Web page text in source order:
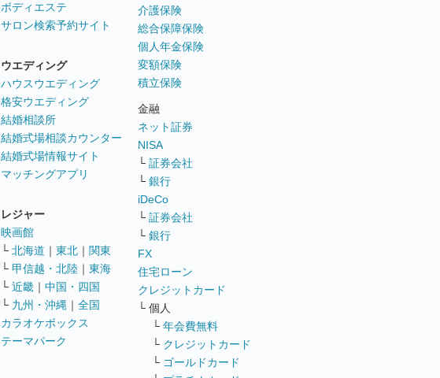
ボディエステ
サロン検索予約サイト
ウエディング
ハウスウエディング
格安ウエディング
結婚相談所
結婚式場相談カウンター
結婚式場情報サイト
マッチングアプリ
レジャー
映画館
└ 北海道 ｜ 東北 ｜ 関東
└ 甲信越・北陸 ｜ 東海
└ 近畿 ｜ 中国・四国
└ 九州・沖縄 ｜ 全国
カラオケボックス
テーマパーク
介護保険
総合保障保険
個人年金保険
変額保険
積立保険
金融
ネット証券
NISA
└ 証券会社
└ 銀行
iDeCo
└ 証券会社
└ 銀行
FX
住宅ローン
クレジットカード
└ 個人
└ 年会費無料
└ クレジットカード
└ ゴールドカード